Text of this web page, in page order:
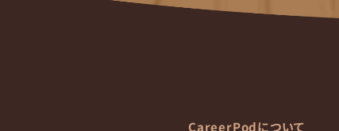
CareerPodについて